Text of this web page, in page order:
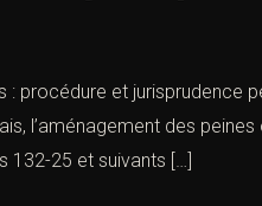
procédure et jurisprudence
l’aménagement des
132-25 et suivants […]